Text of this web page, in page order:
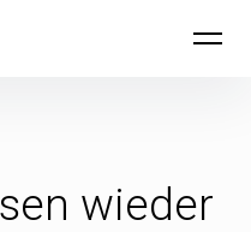
wieder